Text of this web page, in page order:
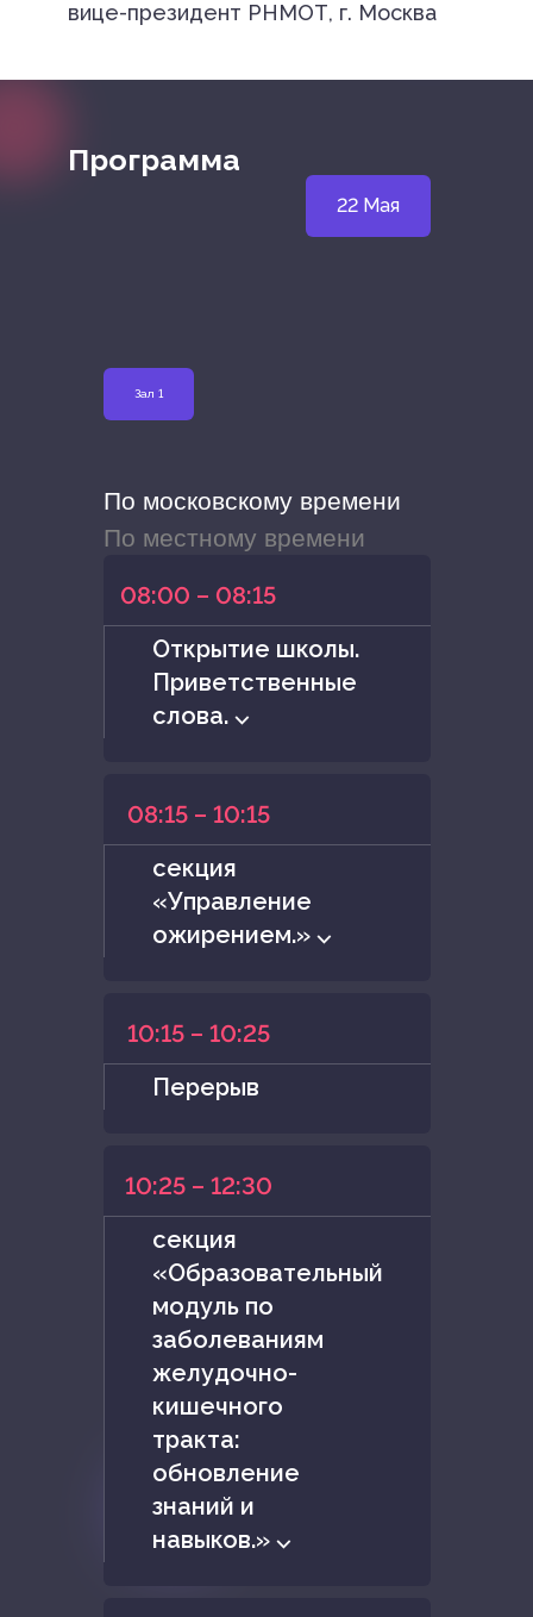
вице-президент РНМОТ, г. Москва
Программа
22 Мая
Зал 1
По московскому времени
По местному времени
08:00 – 08:15
Открытие школы.
Приветственные
слова. ⌵
08:15 – 10:15
секция
«Управление
ожирением.» ⌵
10:15 – 10:25
Перерыв
10:25 – 12:30
секция
«Образовательный
модуль по
заболеваниям
желудочно-
кишечного
тракта:
обновление
знаний и
навыков.» ⌵